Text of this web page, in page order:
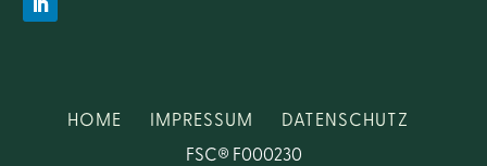
HOME IMPRESSUM
DATENSCHUTZ
FSC® F000230